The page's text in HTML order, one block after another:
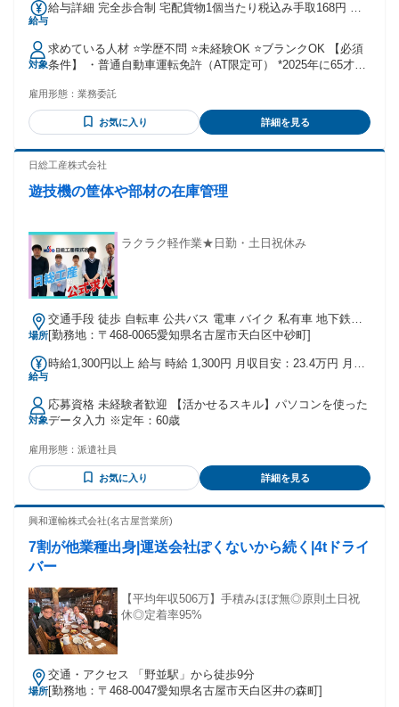
給与
給与詳細 完全歩合制 宅配貨物1個当たり税込み手取168円 ポ
個 小物50個くらいで週3日勤務での月収は 22～25万円、車貸
し出しの場合手取20万円 ★未経験の方が最初の1～2ヶ月に 配
達できる個数は、 1日あたり80個～100個です。 3ヶ月目で1
日120個くらい、 慣れてくれば 150個前後の配達が可能です。
「仕事のトリセツ」を お渡ししていますので、 ご活用くださ
い。
対象
求めている人材 ⭐学歴不問 ⭐未経験OK ⭐ブランクOK 【必須
条件】 ・普通自動車運転免許（AT限定可） *2025年に65才に
な方におすすめ】 ・未経験からチャレンジしたい方 ・資格や
経験を活かして働きたい方 ・プライベートと両立しながら働
きたい方 ・ガッツリ稼げる仕事を探している方 ＜働き方は自
す。 「プライベート重視で適度に働きたい」 「収入重視でガ
に働きたい方にピッタリです！ 【こんな方は即戦力として歓
輪車 └フォークリフト・クレーン・牽引 └ガソリン・ディー
ゼル車 など ・運送業での経験がある方 └商品の仕分け └荷物
の積み降ろし └近距離・中距離・長距離配送 └入出庫管理 └
トラブル対応 など
雇用形態： 業務委託
お気に入り 詳細を見る
日総工産株式会社
遊技機の筐体や部材の在庫管理
ラクラク軽作業★日勤・土日祝休み
場所
交通手段 徒歩 自転車 公共バス 電車 バイク 私有車 地下鉄鶴
舞線 塩釜口駅（徒歩20分）
[勤務地：〒468-0065愛知県名古屋市天白区中砂町]
給与
時給1,300円以上 給与 時給 1,300円 月収目安：23.4万円 月収
対象
応募資格 未経験者歓迎 【活かせるスキル】パソコンを使った
データ入力 ※定年：60歳
雇用形態： 派遣社員
お気に入り 詳細を見る
興和運輸株式会社(名古屋営業所)
7割が他業種出身|運送会社ぽくないから続く|4tドライ
バー
【平均年収506万】手積みほぼ無◎原則土日祝
休◎定着率95%
場所
交通・アクセス 「野並駅」から徒歩9分
[勤務地：〒468-0047愛知県名古屋市天白区井の森町]